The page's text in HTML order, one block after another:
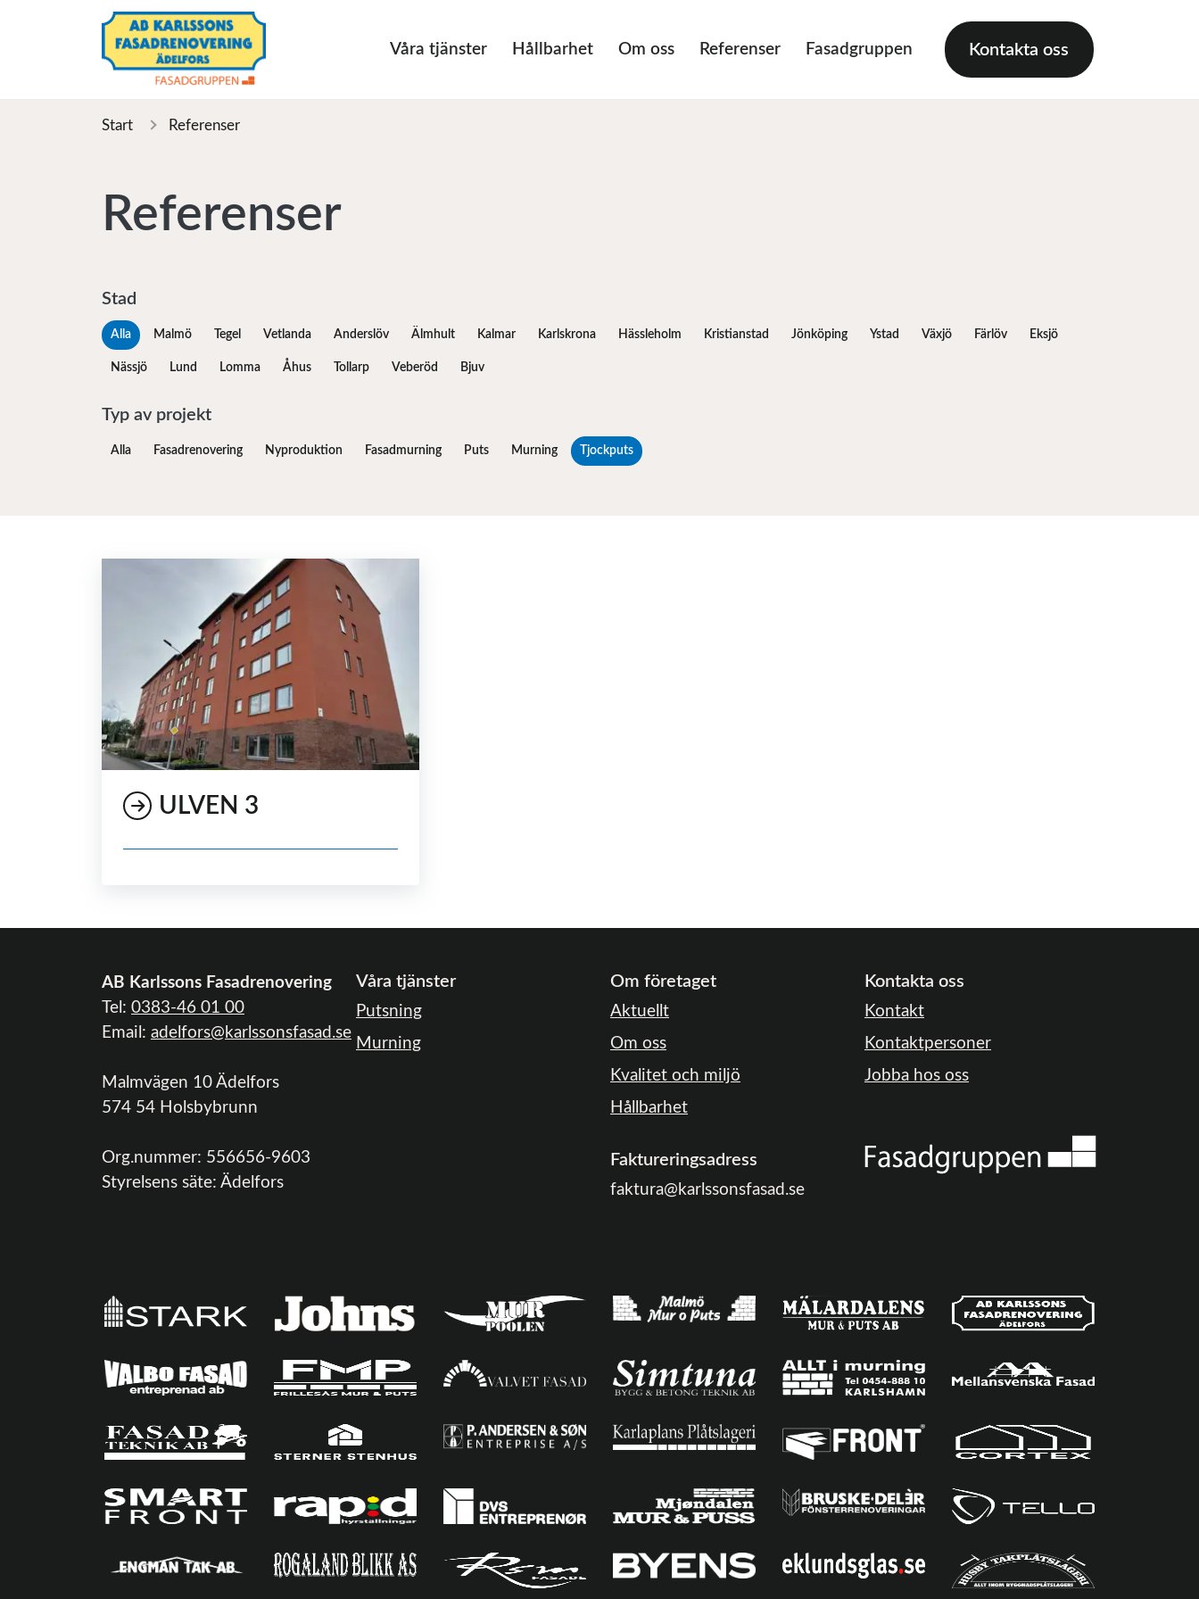
Våra tjänster Hållbarhet Om oss Referenser Fasadgruppen Kontakta oss
Start Referenser
Referenser
Stad
Alla Malmö Tegel Vetlanda Anderslöv Älmhult Kalmar Karlskrona Hässleholm Kristianstad Jönköping Ystad Växjö Färlöv Eksjö
Nässjö Lund Lomma Åhus Tollarp Veberöd Bjuv
Typ av projekt
Alla Fasadrenovering Nyproduktion Fasadmurning Puts Murning Tjockputs
ULVEN 3
AB Karlssons Fasadrenovering
Tel: 0383-46 01 00
Email: adelfors@karlssonsfasad.se
Malmvägen 10 Ädelfors
574 54 Holsbybrunn
Org.nummer: 556656-9603
Styrelsens säte: Ädelfors
Våra tjänster
Putsning
Murning
Om företaget
Aktuellt
Om oss
Kvalitet och miljö
Hållbarhet
Faktureringsadress
faktura@karlssonsfasad.se
Kontakta oss
Kontakt
Kontaktpersoner
Jobba hos oss